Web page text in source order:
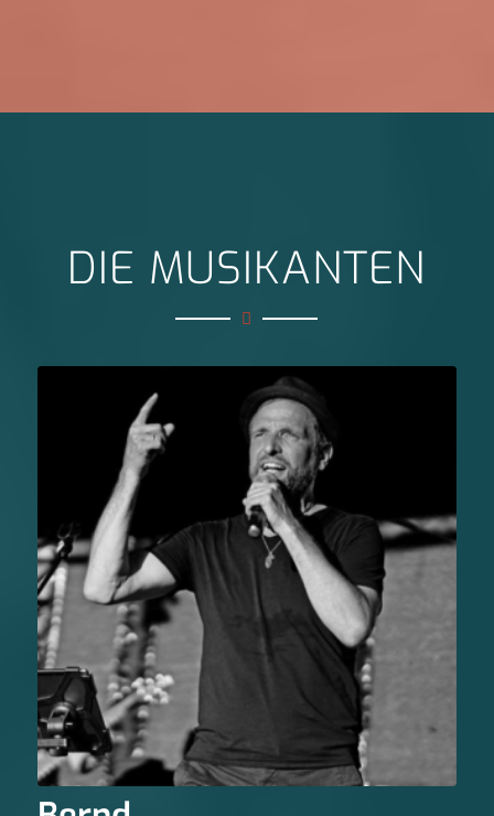
DIE MUSIKANTEN